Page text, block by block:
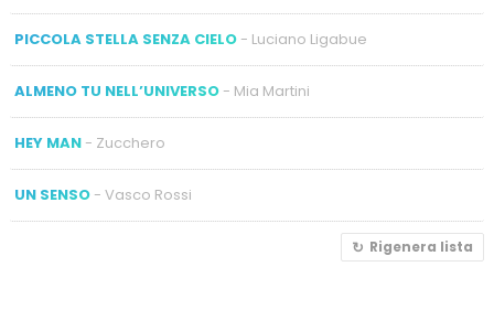
PICCOLA STELLA SENZA CIELO- Luciano Ligabue
ALMENO TU NELL’UNIVERSO- Mia Martini
HEY MAN- Zucchero
UN SENSO- Vasco Rossi
Rigenera lista